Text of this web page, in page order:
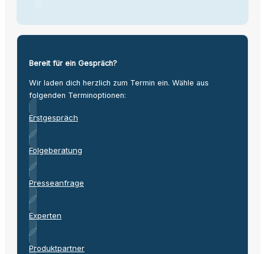
Bereit für ein Gespräch?
Wir laden dich herzlich zum Termin ein. Wähle aus
folgenden Terminoptionen:
Erstgespräch
Folgeberatung
Presseanfrage
Experten
Produktpartner